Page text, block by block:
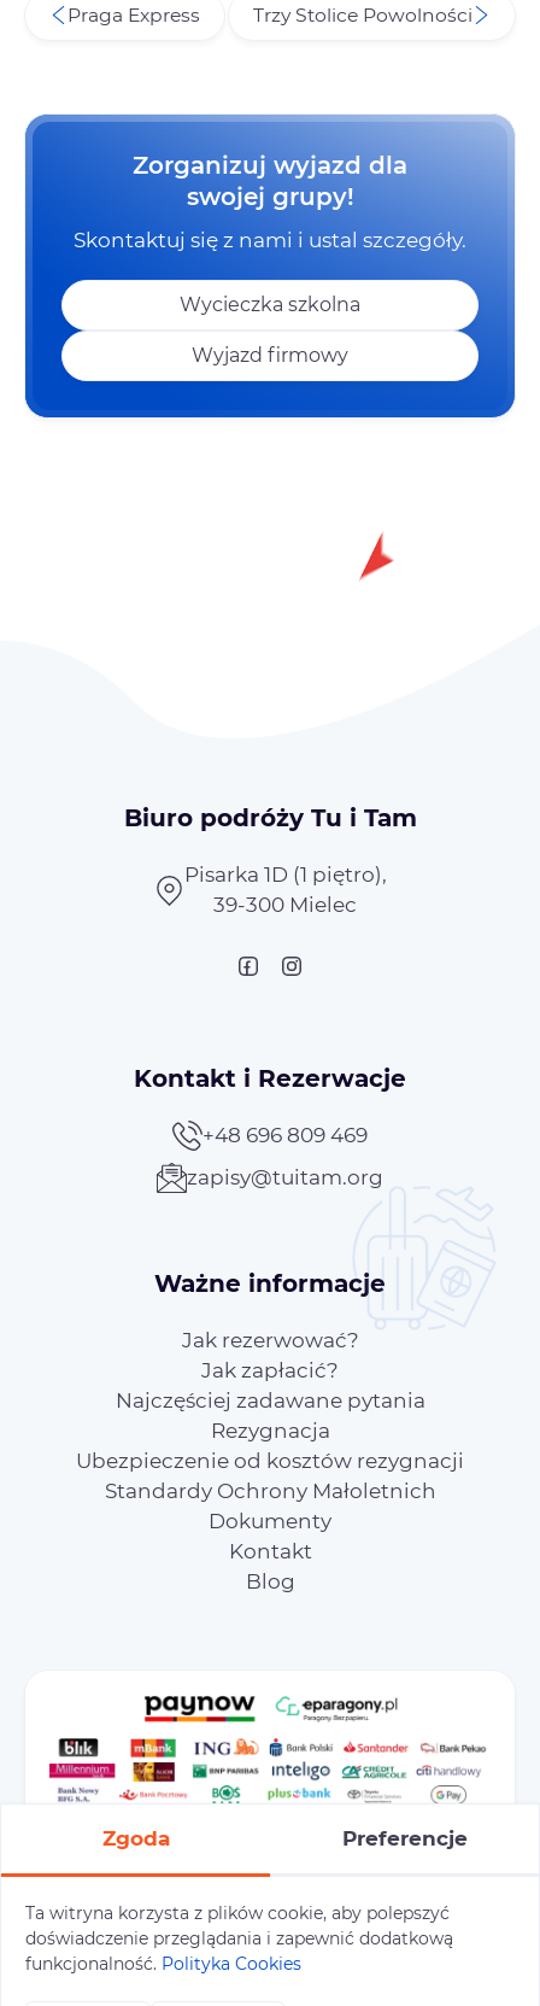
Praga Express Trzy Stolice Powolności
Zorganizuj wyjazd dla
swojej grupy!
Skontaktuj się z nami i ustal szczegóły.
Wycieczka szkolna
Wyjazd firmowy
Biuro podróży Tu i Tam
Pisarka 1D (1 piętro),
39-300 Mielec
Kontakt i Rezerwacje
+48 696 809 469
zapisy@tuitam.org
Ważne informacje
Jak rezerwować?
Jak zapłacić?
Najczęściej zadawane pytania
Rezygnacja
Ubezpieczenie od kosztów rezygnacji
Standardy Ochrony Małoletnich
Dokumenty
Kontakt
Blog
Preferencje cookies Polityka prywatności
Polityka cookies
Zgoda Preferencje
Ta witryna korzysta z plików cookie, aby polepszyć
doświadczenie przeglądania i zapewnić dodatkową
funkcjonalność. Polityka Cookies